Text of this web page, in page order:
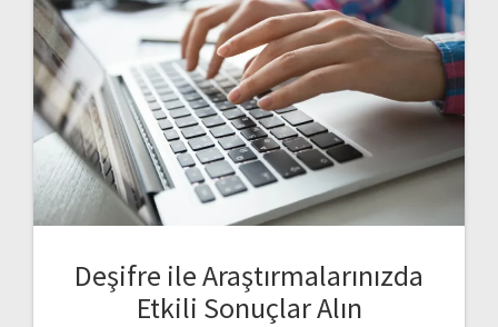
Deşifre ile Araştırmalarınızda
Etkili Sonuçlar Alın